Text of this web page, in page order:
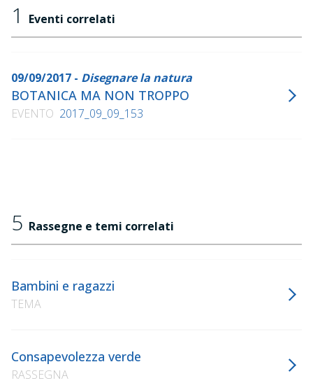
1 Eventi correlati
09/09/2017 - Disegnare la natura
BOTANICA MA NON TROPPO
EVENTO 2017_09_09_153
5 Rassegne e temi correlati
Bambini e ragazzi
TEMA
Consapevolezza verde
RASSEGNA